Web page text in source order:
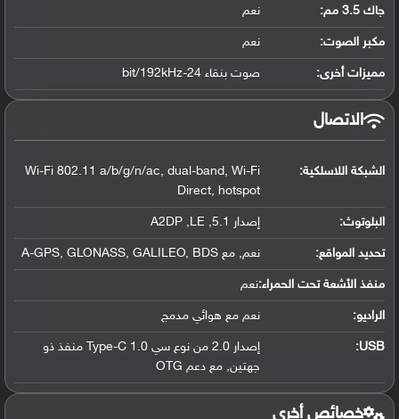
جاك 3.5 مم: نعم
مكبر الصوت: نعم
مميزات أخرى: صوت بنقاء 24-bit/192kHz
الاتصال
الشبكة اللاسلكية:
Wi-Fi 802.11 a/b/g/n/ac, dual-band, Wi-Fi
Direct, hotspot
البلوتوث: إصدار 5.1, A2DP ,LE
تحديد المواقع: نعم, مع A-GPS, GLONASS, GALILEO, BDS
منفذ الأشعة تحت الحمراء:نعم
الراديو: نعم مع هوائي مدمج
USB
:
إصدار 2.0 من نوع سي Type-C 1.0 منفذ ذو
جهتين, مع دعم OTG
خصائص أخرى